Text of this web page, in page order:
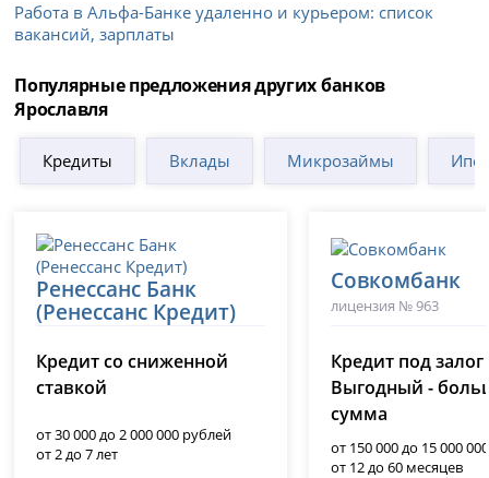
Работа в Альфа-Банке удаленно и курьером: список
вакансий, зарплаты
Популярные предложения других банков
Ярославля
Кредиты Вклады Микрозаймы
Ренессанс Банк
(Ренессанс Кредит)
Кредит со сниженной
ставкой
от 30 000 до 2 000 000 рублей
от 2 до 7 лет
Совкомбанк
лицензия № 963
Кредит под залог
Выгодный -
сумма
от 150 000 до 15 000
от 12 до 60 месяцев